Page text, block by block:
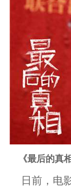
《最后的真相
日前，电影